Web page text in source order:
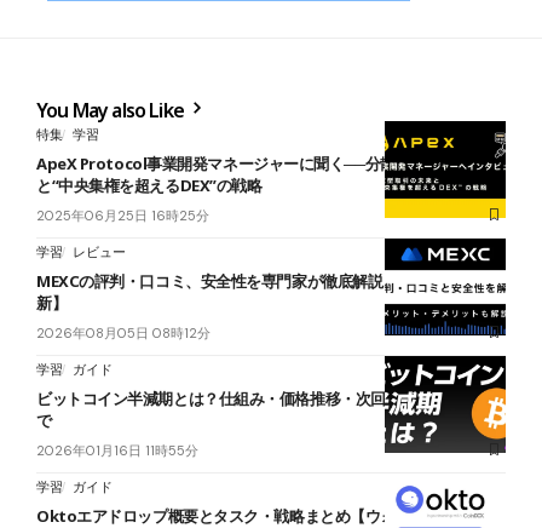
You May also Like
特集 学習
ApeX Protocol事業開発マネージャーに聞く──分散型取引の未来
と“中央集権を超えるDEX”の戦略
2025年06月25日 16時25分
学習 レビュー
MEXCの評判・口コミ、安全性を専門家が徹底解説【2026年8月最
新】
2026年08月05日 08時12分
学習 ガイド
ビットコイン半減期とは？仕組み・価格推移・次回2028年の予測ま
で
2026年01月16日 11時55分
学習 ガイド
Oktoエアドロップ概要とタスク・戦略まとめ【ウォレットアプリ】